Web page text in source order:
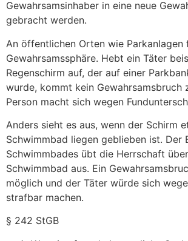
Gewahrsamsinhaber in eine neue
gebracht werden.
An öffentlichen Orten wie Parkanlagen
Gewahrsamssphäre. Hebt ein Täter
Regenschirm auf, der auf einer
wurde, kommt kein Gewahrsamsbruch
Person macht sich wegen
Anders sieht es aus, wenn der Schirm
Schwimmbad liegen geblieben ist. Der
Schwimmbades übt die Herrschaft
Schwimmbad aus. Ein
möglich und der Täter würde sich
strafbar machen.
§ 242 StGB